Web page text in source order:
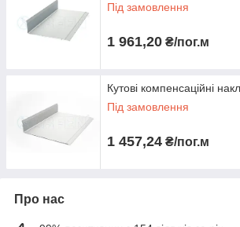
Під замовлення
1 961,20 ₴/пог.м
Кутові компенсаційні
Під замовлення
1 457,24 ₴/пог.м
Про нас